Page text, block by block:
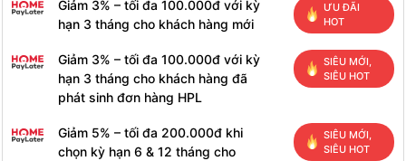
Giảm 3% – tối đa 100.000đ với kỳ
hạn 3 tháng cho khách hàng mới
ƯU ĐÃI
HOT
Giảm 3% – tối đa 100.000đ với kỳ
hạn 3 tháng cho khách hàng đã
phát sinh đơn hàng HPL
SIÊU MỚI,
SIÊU HOT
Giảm 5% – tối đa 200.000đ khi
chọn kỳ hạn 6 & 12 tháng cho
SIÊU MỚI,
SIÊU HOT